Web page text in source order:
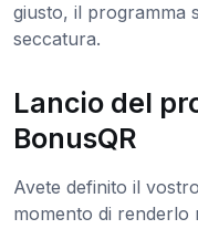
giusto, il programma
seccatura.
Lancio del
BonusQR
Avete definito il
momento di renderlo